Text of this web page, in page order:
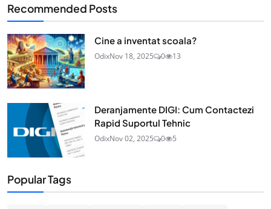
Recommended Posts
Cine a inventat scoala?
OdixNov 18, 2025 0 13
Deranjamente DIGI: Cum Contactezi
Rapid Suportul Tehnic
OdixNov 02, 2025 0 5
Popular Tags